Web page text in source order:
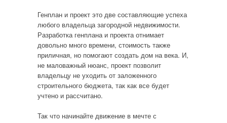
Генплан и проект это две составляющие успеха
любого владельца загородной недвижимости.
Разработка генплана и проекта отнимает
довольно много времени, стоимость также
приличная, но помогают создать дом на века. И,
не маловажный нюанс, проект позволит
владельцу не уходить от заложенного
строительного бюджета, так как все будет
учтено и рассчитано.
Так что начинайте движение в мечте с